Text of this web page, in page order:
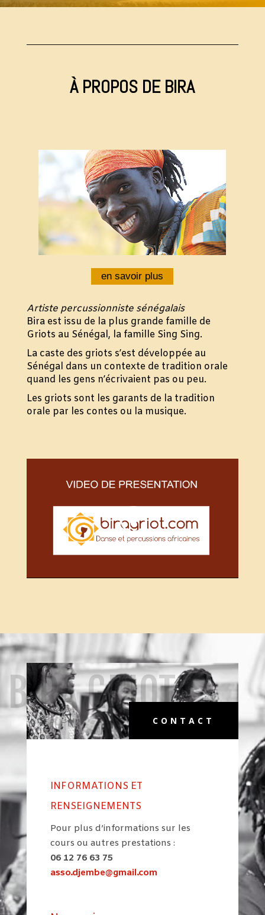
À PROPOS DE BIRA
en savoir plus
Artiste percussionniste sénégalais
Bira est issu de la plus grande famille de
Griots au Sénégal, la famille Sing Sing.
La caste des griots s’est développée au
Sénégal dans un contexte de tradition orale
quand les gens n’écrivaient pas ou peu.
Les griots sont les garants de la tradition
orale par les contes ou la musique.
BIRA GRIOT
CONTACT
INFORMATIONS ET
RENSEIGNEMENTS
Pour plus d’informations sur les
cours ou autres prestations :
06 12 76 63 75
asso.djembe@gmail.com